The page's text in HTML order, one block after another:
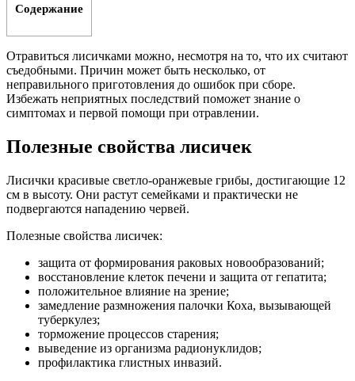
Содержание
Отравиться лисичками можно, несмотря на то, что их считают
съедобными. Причин может быть несколько, от
неправильного приготовления до ошибок при сборе.
Избежать неприятных последствий поможет знание о
симптомах и первой помощи при отравлении.
Полезные свойства лисичек
Лисички красивые светло-оранжевые грибы, достигающие 12
см в высоту. Они растут семейками и практически не
подвергаются нападению червей.
Полезные свойства лисичек:
защита от формирования раковых новообразований;
восстановление клеток печени и защита от гепатита;
положительное влияние на зрение;
замедление размножения палочки Коха, вызывающей
туберкулез;
торможение процессов старения;
выведение из организма радионуклидов;
профилактика глистных инвазий.